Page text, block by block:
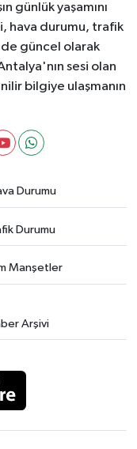
günlük yaşamını
hava durumu, trafik
güncel olarak
sesi olan
bilgiye ulaşmanın
Durumu
Durumu
Manşetler
Arşivi